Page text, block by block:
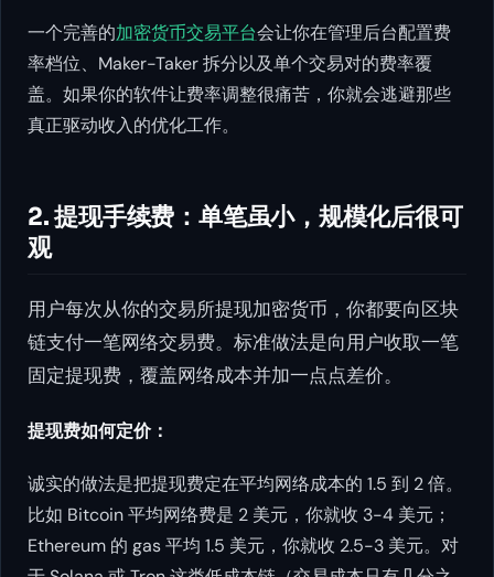
一个完善的加密货币交易平台会让你在管理后台配置费
率档位、Maker-Taker 拆分以及单个交易对的费率覆
盖。如果你的软件让费率调整很痛苦，你就会逃避那些
真正驱动收入的优化工作。
2. 提现手续费：单笔虽小，规模化后很可
观
用户每次从你的交易所提现加密货币，你都要向区块
链支付一笔网络交易费。标准做法是向用户收取一笔
固定提现费，覆盖网络成本并加一点点差价。
提现费如何定价：
诚实的做法是把提现费定在平均网络成本的 1.5 到 2 倍。
比如 Bitcoin 平均网络费是 2 美元，你就收 3-4 美元；
Ethereum 的 gas 平均 1.5 美元，你就收 2.5-3 美元。对